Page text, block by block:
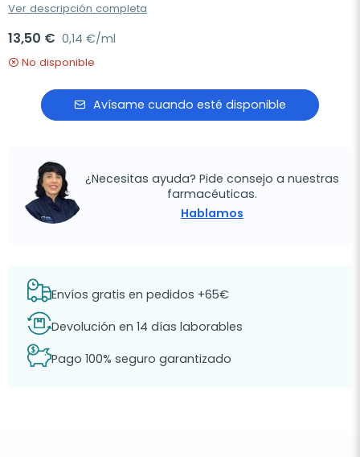
Ver descripción completa
13,50 € 0,14 €/ml
No disponible
Avísame cuando esté disponible
¿Necesitas ayuda? Pide consejo a nuestras
farmacéuticas.
Hablamos
Envíos gratis en pedidos +65€
Devolución en 14 días laborables
Pago 100% seguro garantizado